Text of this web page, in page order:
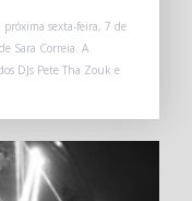
próxima sexta-feira, 7 de
Sara Correia. A
DJs Pete Tha Zouk e